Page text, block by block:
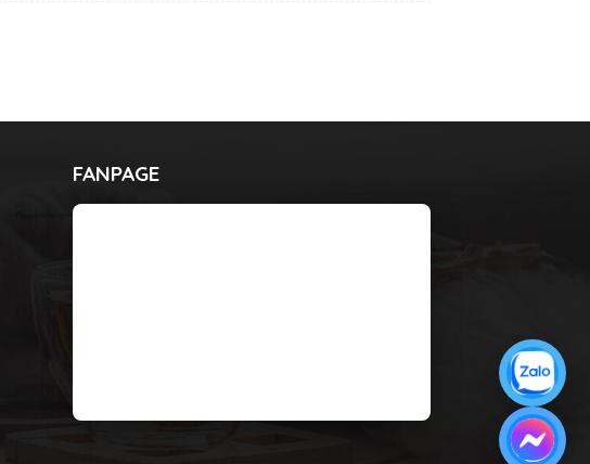
FANPAGE